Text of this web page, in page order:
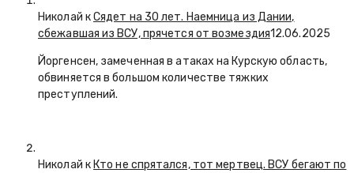
Николай кСядет на 30 лет. Наемница из Дании,
сбежавшая из ВСУ, прячется от возмездия12.06.2025
Йоргенсен, замеченная в атаках на Курскую область,
обвиняется в большом количестве тяжких
преступлений.
Николай к Кто не спрятался, тот мертвец. ВСУ бегают по